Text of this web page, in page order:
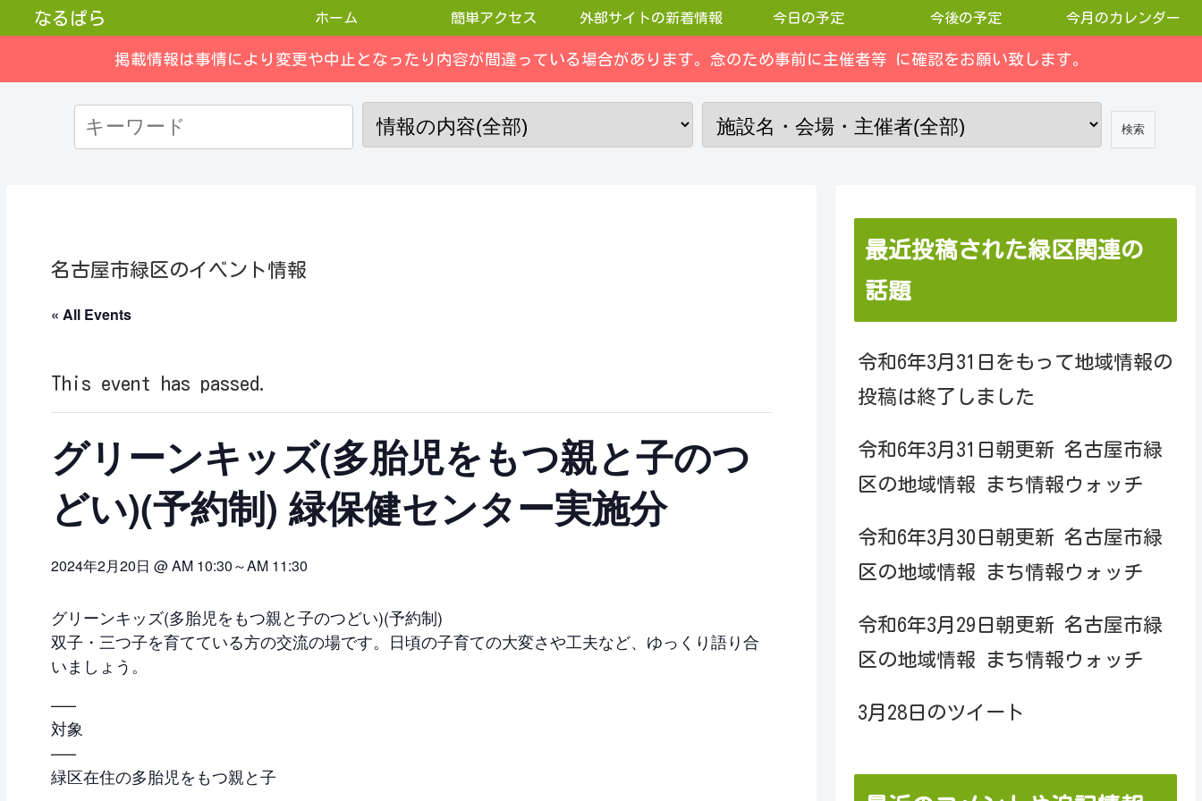
なるぱら ホーム 簡単アクセス 外部サイトの新着情報 今日の予定 今後の予定 今月のカレンダー
掲載情報は事情により変更や中止となったり内容が間違っている場合があります。念のため事前に主催者等 に確認をお願い致します。
名古屋市緑区のイベント情報
« All Events
This event has passed.
グリーンキッズ(多胎児をもつ親と子のつ
どい)(予約制) 緑保健センター実施分
2024年2月20日 @ AM 10:30～AM 11:30
グリーンキッズ(多胎児をもつ親と子のつどい)(予約制)
双子・三つ子を育てている方の交流の場です。日頃の子育ての大変さや工夫など、ゆっくり語り合
いましょう。
—–
対象
—–
緑区在住の多胎児をもつ親と子
最近投稿された緑区関連の
話題
令和6年3月31日をもって地域情報の
投稿は終了しました
令和6年3月31日朝更新 名古屋市緑
区の地域情報 まち情報ウォッチ
令和6年3月30日朝更新 名古屋市緑
区の地域情報 まち情報ウォッチ
令和6年3月29日朝更新 名古屋市緑
区の地域情報 まち情報ウォッチ
3月28日のツイート